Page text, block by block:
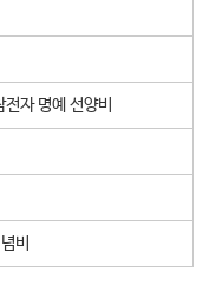
자 명예 선양비
비